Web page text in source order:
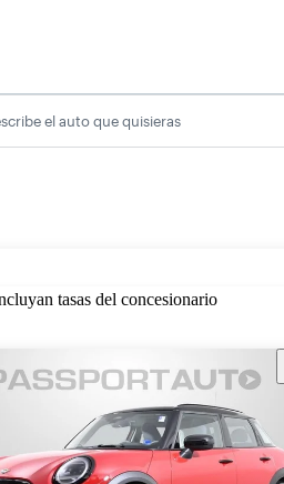
el auto que quisieras
tasas del concesionario